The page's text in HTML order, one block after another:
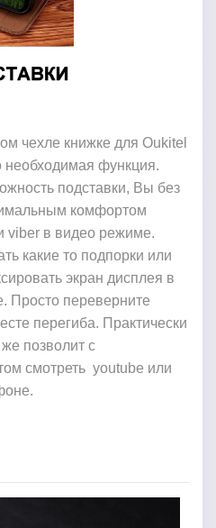
чехле книжке для Oukitel
необходимая функция.
подставки, Вы без
комфортом
viber в видео режиме.
какие то подпорки или
экран дисплея в
Просто переверните
перегиба. Практически
позволит с
смотреть youtube или